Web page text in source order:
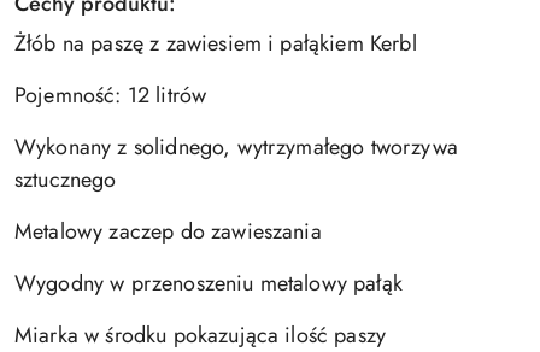
Żłób na paszę z zawiesiem i pałąkiem Kerbl
Pojemność: 12 litrów
Wykonany z solidnego, wytrzymałego tworzywa
sztucznego
Metalowy zaczep do zawieszania
Wygodny w przenoszeniu metalowy pałąk
Miarka w środku pokazująca ilość paszy